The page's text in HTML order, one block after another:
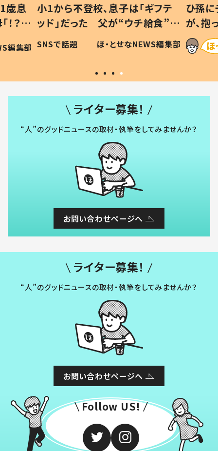
歳息
？」
編集部
小1から不登校、息子は「ギフテ
ッド」だった 父が“ウチ給食”を
作り続ける理由とは #令和の親
#令和の子
SNSで話題 ほ・とせなNEWS編集部
ひ孫
が、
「涙が
い」
ライター募集！
“人”のグッドニュースの取材・執筆をしてみませんか？
お問い合わせページへ
ライター募集！
“人”のグッドニュースの取材・執筆をしてみませんか？
お問い合わせページへ
Follow US!